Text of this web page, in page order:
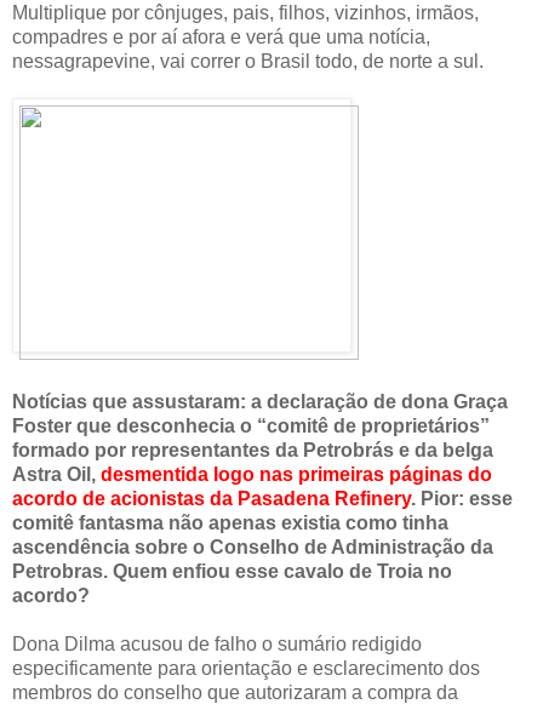
Multiplique por cônjuges, pais, filhos, vizinhos, irmãos,
compadres e por aí afora e verá que uma notícia,
nessagrapevine, vai correr o Brasil todo, de norte a sul.
Notícias que assustaram: a declaração de dona Graça
Foster que desconhecia o “comitê de proprietários”
formado por representantes da Petrobrás e da belga
Astra Oil, desmentida logo nas primeiras páginas do
acordo de acionistas da Pasadena Refinery. Pior: esse
comitê fantasma não apenas existia como tinha
ascendência sobre o Conselho de Administração da
Petrobras. Quem enfiou esse cavalo de Troia no
acordo?
Dona Dilma acusou de falho o sumário redigido
especificamente para orientação e esclarecimento dos
membros do conselho que autorizaram a compra da